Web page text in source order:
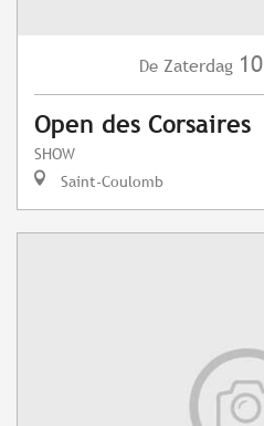
De Zaterdag 10
Open des Corsaires
SHOW
Saint-Coulomb